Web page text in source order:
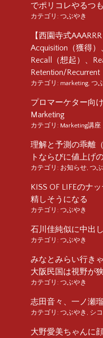
でポリコレやるつ
カテゴリ: つぶやき
【西園寺式
Acquisition（獲得）
Recall（想起）、
Retention/Recurrent
カテゴリ: marketing, つ
プロマーケター向
Marketing
カテゴリ: Marketing講座
理解と予測の乖離
トならびに値上げ
カテゴリ: お知らせ, つ
KISS OF LIFEのナ
精しそうになる
カテゴリ: つぶやき
石川佳純似に中出
カテゴリ: つぶやき
みなとみらい行き
大阪民国は視野が狭
カテゴリ: つぶやき
志田音々、一ノ瀬
カテゴリ: つぶやき , シ
大野愛美ちゃんに